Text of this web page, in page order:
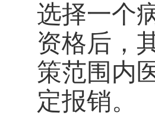
选择一个
资格后，
策范围内
定报销。